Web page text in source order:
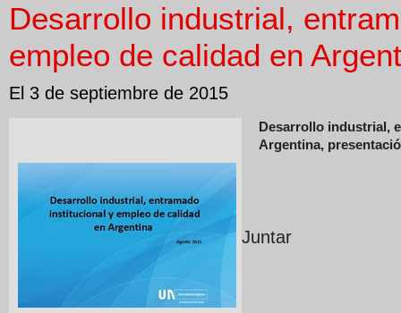
Desarrollo industrial,
empleo de calidad en
El 3 de septiembre de 2015
Desarrollo industrial,
Argentina,
Juntar